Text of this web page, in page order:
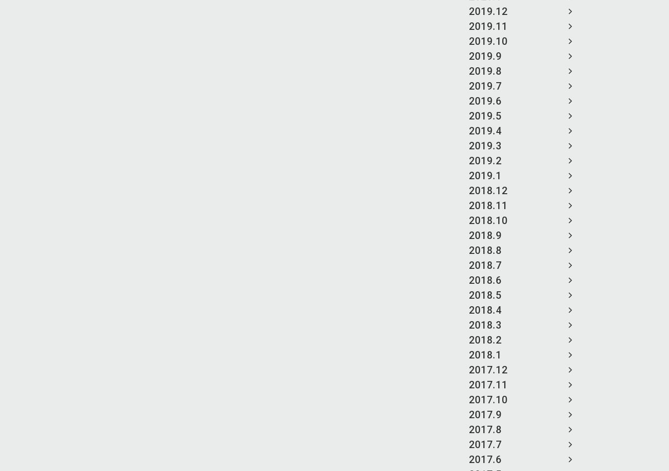
2019.12
2019.11
2019.10
2019.9
2019.8
2019.7
2019.6
2019.5
2019.4
2019.3
2019.2
2019.1
2018.12
2018.11
2018.10
2018.9
2018.8
2018.7
2018.6
2018.5
2018.4
2018.3
2018.2
2018.1
2017.12
2017.11
2017.10
2017.9
2017.8
2017.7
2017.6